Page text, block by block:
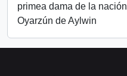
primea dama de la
Oyarzún de Aylwin